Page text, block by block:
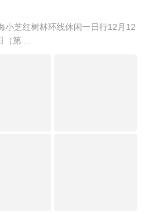
小芝红树林环线休闲一日行12月12
第 ...